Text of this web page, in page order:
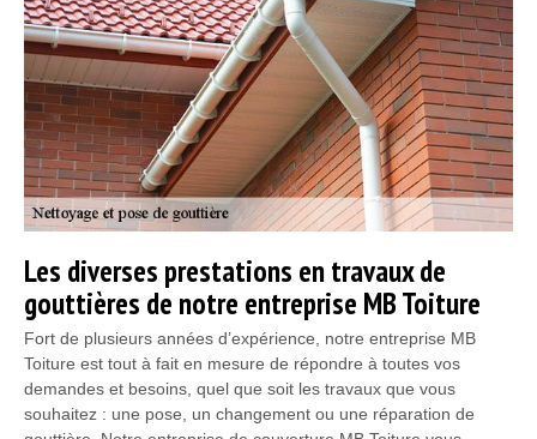
Les diverses prestations en travaux de
gouttières de notre entreprise MB Toiture
Fort de plusieurs années d’expérience, notre entreprise MB
Toiture est tout à fait en mesure de répondre à toutes vos
demandes et besoins, quel que soit les travaux que vous
souhaitez : une pose, un changement ou une réparation de